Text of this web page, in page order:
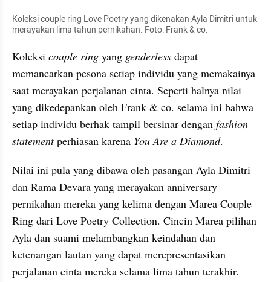
Koleksi couple ring Love Poetry yang dikenakan Ayla Dimitri untuk
merayakan lima tahun pernikahan. Foto: Frank & co.
Koleksi couple ring yang genderless dapat
memancarkan pesona setiap individu yang memakainya
saat merayakan perjalanan cinta. Seperti halnya nilai
yang dikedepankan oleh Frank & co. selama ini bahwa
setiap individu berhak tampil bersinar dengan fashion
statement perhiasan karena You Are a Diamond.
Nilai ini pula yang dibawa oleh pasangan Ayla Dimitri
dan Rama Devara yang merayakan anniversary
pernikahan mereka yang kelima dengan Marea Couple
Ring dari Love Poetry Collection. Cincin Marea pilihan
Ayla dan suami melambangkan keindahan dan
ketenangan lautan yang dapat merepresentasikan
perjalanan cinta mereka selama lima tahun terakhir.